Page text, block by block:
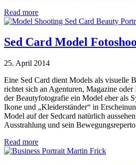
Read more
Sed Card Model
25. April 2014
Eine Sed Card dient Models als visuelle
richtet sich an Agenturen, Magazine
der Beautyfotografie ein Model eher als
Ikone und „Kleiderständer“ in
Model auf der Sedcard natürlich
Ausstrahlung und sein
Read more